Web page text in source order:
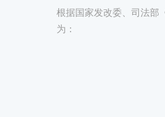
根据国家发改委、司法部
为：